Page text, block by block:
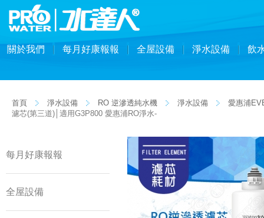
關於我們 每月好康報報 全屋設備 淨水設備 飲
首頁 淨水設備 RO 逆滲透純水機 淨水設備
愛惠浦
濾芯(第三道)│適用G3P800 愛惠浦RO淨水-
每月好康報報
全屋設備